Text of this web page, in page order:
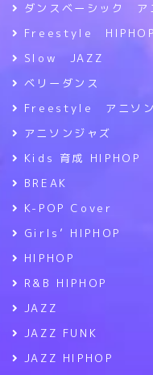
ダンスベーシック ア
Freestyle HIPHOP
Slow JAZZ
ベリーダンス
Freestyle アニソン
アニソンジャズ
Kids 育成 HIPHOP
BREAK
K-POP Cover
Girls’ HIPHOP
HIPHOP
R&B HIPHOP
JAZZ
JAZZ FUNK
JAZZ HIPHOP